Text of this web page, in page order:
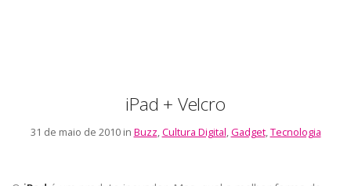
iPad + Velcro
31 de maio de 2010 in Buzz,Cultura Digital,Gadget,Tecnologia